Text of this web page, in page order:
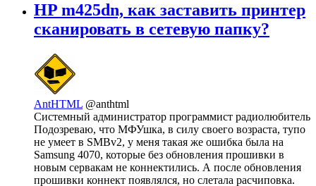
HP m425dn, как заставить принтер
сканировать в сетевую папку?
AntHTML @anthtml
Системный администратор программист радиолюбитель
Подозреваю, что МФУшка, в силу своего возраста, тупо
не умеет в SMBv2, у меня такая же ошибка была на
Samsung 4070, которые без обновления прошивки в
новым сервакам не коннектились. А после обновления
прошивки коннект появлялся, но слетала расчиповка.